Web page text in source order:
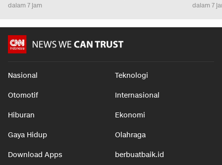
dalam 7 jam dalam 7
Nasional Teknologi
Otomotif Internasional
Hiburan Ekonomi
Gaya Hidup Olahraga
Download Apps berbuatbaik.id